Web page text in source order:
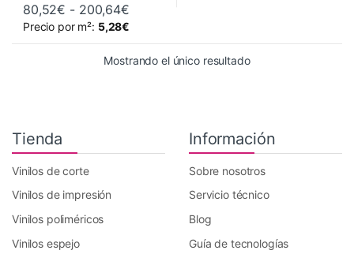
80,52€ - 200,64€Rango de precios: desde 80,52€
Precio por m²: 5,28€
Este producto tiene múltiples variantes. Las opciones se
Mostrando el único resultado
Tienda
Vinilos de corte
Vinilos de impresión
Vinilos poliméricos
Vinilos espejo
Información
Sobre nosotros
Servicio técnico
Blog
Guía de tecnologías